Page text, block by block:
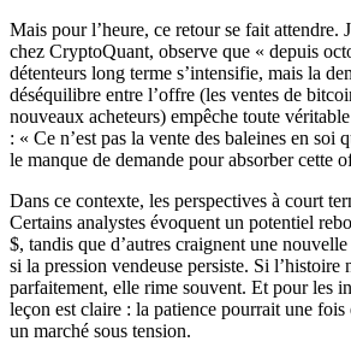
Mais pour l’heure, ce retour se fait attendre.
chez CryptoQuant, observe que « depuis
détenteurs long terme s’intensifie, mais la
déséquilibre entre l’offre (les ventes de
nouveaux acheteurs) empêche toute
: « Ce n’est pas la vente des baleines en soi
le manque de demande pour absorber cette
Dans ce contexte, les perspectives à court
Certains analystes évoquent un potentiel
$, tandis que d’autres craignent une
si la pression vendeuse persiste. Si l’histoire
parfaitement, elle rime souvent. Et pour les
leçon est claire : la patience pourrait une fois
un marché sous tension.